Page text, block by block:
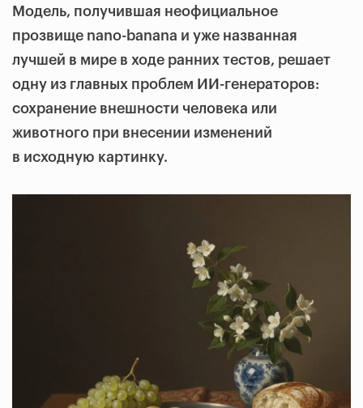
Модель, получившая неофициальное
прозвище nano-banana и уже названная
лучшей в мире в ходе ранних тестов, решает
одну из главных проблем ИИ-генераторов:
сохранение внешности человека или
животного при внесении изменений
в исходную картинку.